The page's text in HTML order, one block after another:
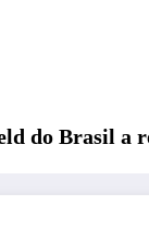
do Brasil a